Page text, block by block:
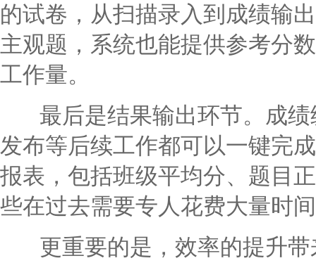
的试卷，从扫描录入到成绩输
主观题，系统也能提供参考分
工作量。
最后是结果输出环节。成绩
发布等后续工作都可以一键完
报表，包括班级平均分、题目
些在过去需要专人花费大量时
更重要的是，效率的提升带